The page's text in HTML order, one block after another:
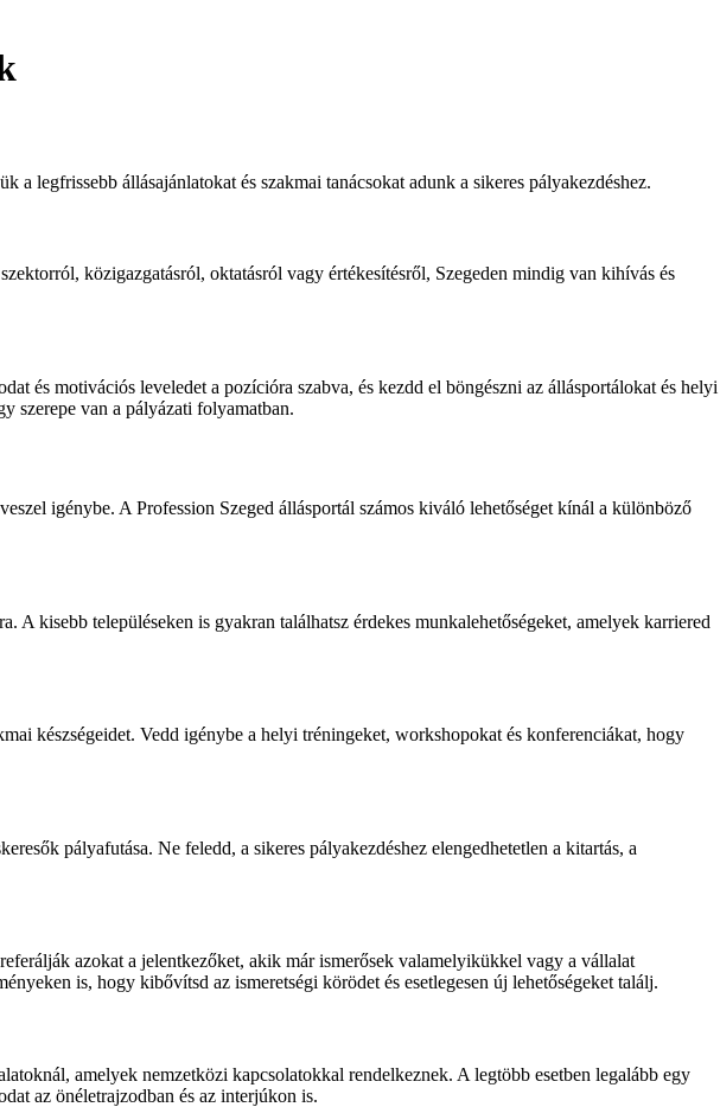
legfrissebb állásajánlatokat és szakmai tanácsokat adunk a sikeres pályakezdéshez.
közigazgatásról, oktatásról vagy értékesítésről, Szegeden mindig van kihívás és
és motivációs leveledet a pozícióra szabva, és kezdd el böngészni az állásportálokat és helyi
szerepe van a pályázati folyamatban.
igénybe. A Profession Szeged állásportál számos kiváló lehetőséget kínál a különböző
kisebb településeken is gyakran találhatsz érdekes munkalehetőségeket, amelyek karriered
készségeidet. Vedd igénybe a helyi tréningeket, workshopokat és konferenciákat, hogy
pályafutása. Ne feledd, a sikeres pályakezdéshez elengedhetetlen a kitartás, a
azokat a jelentkezőket, akik már ismerősek valamelyikükkel vagy a vállalat
is, hogy kibővítsd az ismeretségi körödet és esetlegesen új lehetőségeket találj.
amelyek nemzetközi kapcsolatokkal rendelkeznek. A legtöbb esetben legalább egy
az önéletrajzodban és az interjúkon is.